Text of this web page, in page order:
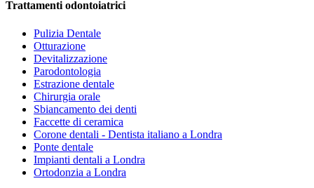
Trattamenti odontoiatrici
Pulizia Dentale
Otturazione
Devitalizzazione
Parodontologia
Estrazione dentale
Chirurgia orale
Sbiancamento dei denti
Faccette di ceramica
Corone dentali - Dentista italiano a Londra
Ponte dentale
Impianti dentali a Londra
Ortodonzia a Londra